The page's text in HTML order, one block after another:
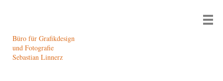
Büro für Grafikdesign
und Fotografie
Sebastian Linnerz